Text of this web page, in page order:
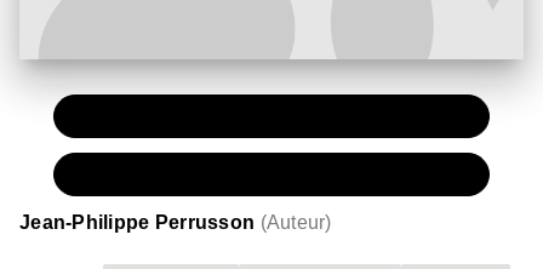
Jean-Philippe Perrusson (Auteur)